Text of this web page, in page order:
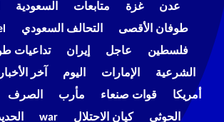
عدن
غزة متابعات السعودية
طوفان الأقصى
التحالف السعودي
فلسطين
عاجل إيران
تداعيات
الشرعية
الإمارات اليوم آخر الأخبار
أمريكا
قوات صنعاء مأرب الصرف
الحوثي
كيان الاحتلال war